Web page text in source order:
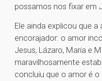
possamos nos fixar em
Ele ainda explicou que
encorajador: o amor
Jesus, Lázaro, Maria e
maravilhosamente
concluiu que o amor é